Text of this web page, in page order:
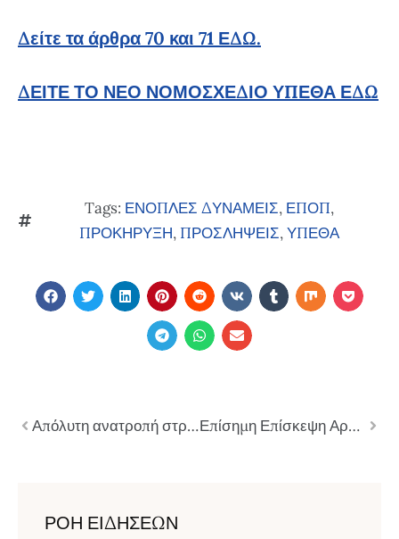
Δείτε τα άρθρα 70 και 71 ΕΔΩ.
ΔΕΙΤΕ ΤΟ ΝΕΟ ΝΟΜΟΣΧΕΔΙΟ ΥΠΕΘΑ ΕΔΩ
Tags: ΕΝΟΠΛΕΣ ΔΥΝΑΜΕΙΣ, ΕΠΟΠ,
ΠΡΟΚΗΡΥΞΗ, ΠΡΟΣΛΗΨΕΙΣ,ΥΠΕΘΑ
Απόλυτη ανατροπή στρατιωτικών δυνάμεων παγκοσμίως–H θέση της Ελλάδας Επίσημη Επίσκεψη Αρχηγού Χερσαίων Δυνάμεων Βουλγαρίας–Παρακολούθησε επίδειξη από ΕΤΑΚ και 747 ETMX (ΦΩΤΟ)
ΡΟΗ ΕΙΔΗΣΕΩΝ